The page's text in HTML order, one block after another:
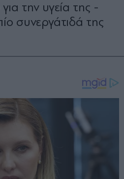
την υγεία της -
συνεργάτιδά της